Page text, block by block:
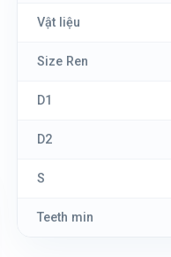
Vật liệu
Size Ren
D1
D2
S
Teeth min